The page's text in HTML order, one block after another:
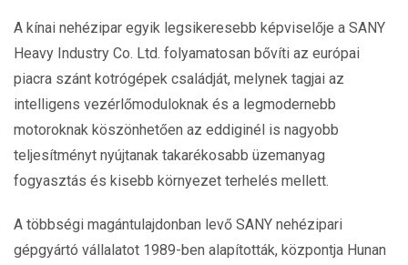
A kínai nehézipar egyik legsikeresebb képviselője a SANY
Heavy Industry Co. Ltd. folyamatosan bővíti az európai
piacra szánt kotrógépek családját, melynek tagjai az
intelligens vezérlőmoduloknak és a legmodernebb
motoroknak köszönhetően az eddiginél is nagyobb
teljesítményt nyújtanak takarékosabb üzemanyag
fogyasztás és kisebb környezet terhelés mellett.
A többségi magántulajdonban levő SANY nehézipari
gépgyártó vállalatot 1989-ben alapították, központja Hunan